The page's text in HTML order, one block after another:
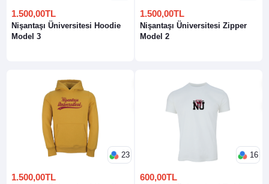
1.500,00TL
Nişantaşı Üniversitesi Hoodie
Model 3
1.500,00TL
Nişantaşı Üniversitesi Zipper
Model 2
23
1.500,00TL
16
600,00TL